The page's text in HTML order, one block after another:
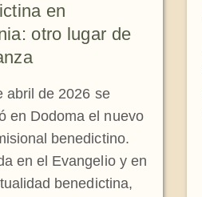
en
otro lugar de
abril de 2026 se
en Dodoma el nuevo
benedictino.
en el Evangelio y en
benedictina,